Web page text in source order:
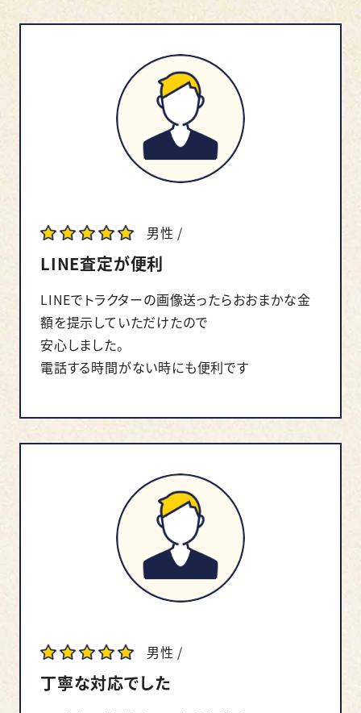
男性 /
LINE査定が便利
LINEでトラクターの画像送ったらおおまかな金
額を提示していただけたので
安心しました。
電話する時間がない時にも便利です
男性 /
丁寧な対応でした